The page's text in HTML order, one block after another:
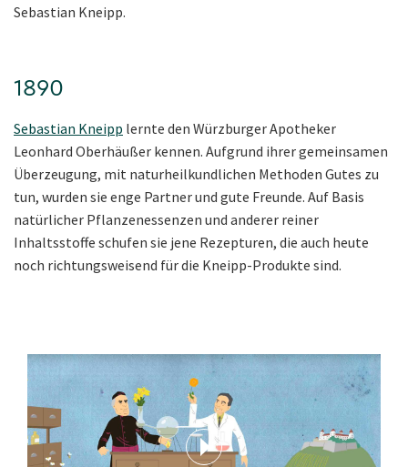
Sebastian Kneipp.
1890
Sebastian Kneipp lernte den Würzburger Apotheker
Leonhard Oberhäußer kennen. Aufgrund ihrer gemeinsamen
Überzeugung, mit naturheilkundlichen Methoden Gutes zu
tun, wurden sie enge Partner und gute Freunde. Auf Basis
natürlicher Pflanzenessenzen und anderer reiner
Inhaltsstoffe schufen sie jene Rezepturen, die auch heute
noch richtungsweisend für die Kneipp-Produkte sind.